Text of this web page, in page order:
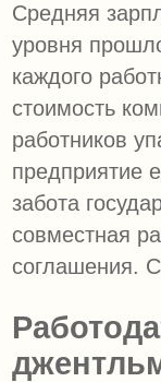
Средняя
уровня
каждого
стоимость
работников
предприятие
забота
совместная
соглашения.